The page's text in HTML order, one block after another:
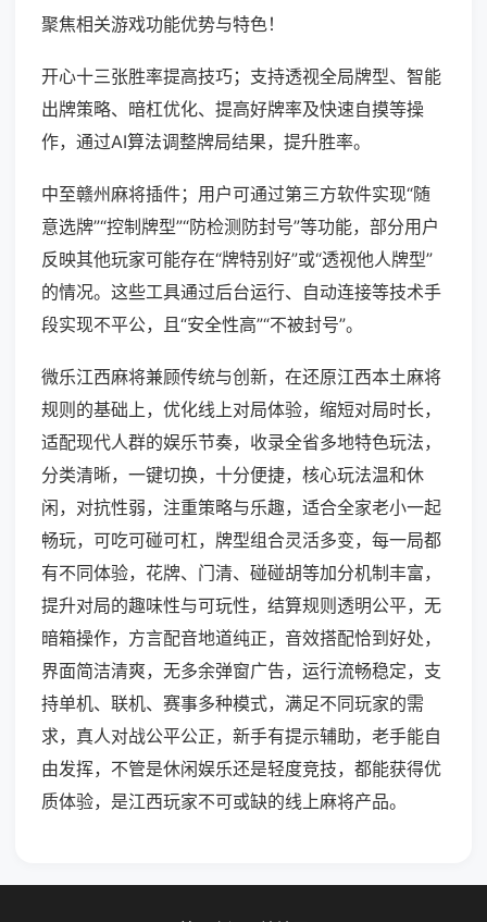
聚焦相关游戏功能优势与特色！
开心十三张胜率提高技巧；支持透视全局牌型、智能
出牌策略、暗杠优化、提高好牌率及快速自摸等操
作，通过AI算法调整牌局结果，提升胜率。
中至赣州麻将插件；用户可通过第三方软件实现“随
意选牌”“控制牌型”“防检测防封号”等功能，部分用户
反映其他玩家可能存在“牌特别好”或“透视他人牌型”
的情况。这些工具通过后台运行、自动连接等技术手
段实现不平公，且“安全性高”“不被封号”。
微乐江西麻将兼顾传统与创新，在还原江西本土麻将
规则的基础上，优化线上对局体验，缩短对局时长，
适配现代人群的娱乐节奏，收录全省多地特色玩法，
分类清晰，一键切换，十分便捷，核心玩法温和休
闲，对抗性弱，注重策略与乐趣，适合全家老小一起
畅玩，可吃可碰可杠，牌型组合灵活多变，每一局都
有不同体验，花牌、门清、碰碰胡等加分机制丰富，
提升对局的趣味性与可玩性，结算规则透明公平，无
暗箱操作，方言配音地道纯正，音效搭配恰到好处，
界面简洁清爽，无多余弹窗广告，运行流畅稳定，支
持单机、联机、赛事多种模式，满足不同玩家的需
求，真人对战公平公正，新手有提示辅助，老手能自
由发挥，不管是休闲娱乐还是轻度竞技，都能获得优
质体验，是江西玩家不可或缺的线上麻将产品。